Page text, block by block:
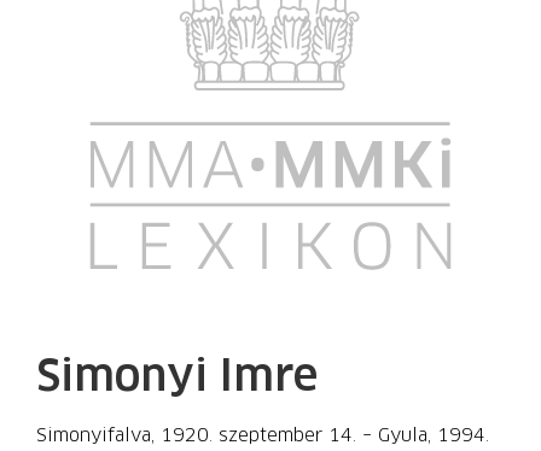
Simonyi Imre
Simonyifalva, 1920. szeptember 14. – Gyula, 1994.